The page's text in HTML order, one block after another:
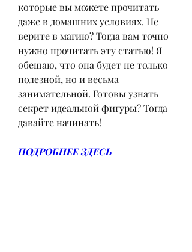
которые вы можете прочитать
даже в домашних условиях. Не
верите в магию? Тогда вам точно
нужно прочитать эту статью! Я
обещаю, что она будет не только
полезной, но и весьма
занимательной. Готовы узнать
секрет идеальной фигуры? Тогда
давайте начинать!
ПОДРОБНЕЕ ЗДЕСЬ